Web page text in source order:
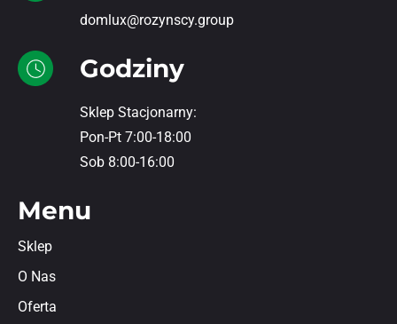
domlux@rozynscy.group
Godziny
Sklep Stacjonarny:
Pon-Pt 7:00-18:00
Sob 8:00-16:00
Menu
Sklep
O Nas
Oferta